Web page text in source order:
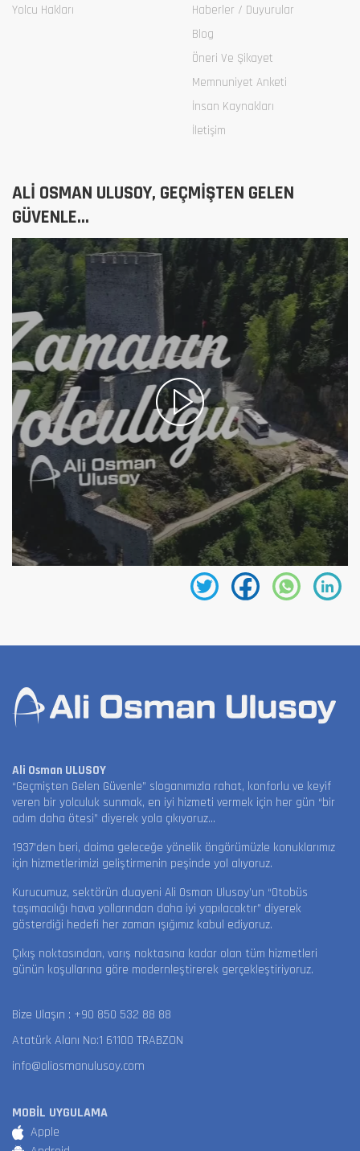
Ali Osman ULUSOY
“Geçmişten Gelen Güvenle” sloganımızla rahat, konforlu ve keyif
veren bir yolculuk sunmak, en iyi hizmeti vermek için her gün “bir
adım daha ötesi” diyerek yola çıkıyoruz…
1937’den beri, daima geleceğe yönelik öngörümüzle konuklarımız
için hizmetlerimizi geliştirmenin peşinde yol alıyoruz.
Kurucumuz, sektörün duayeni Ali Osman Ulusoy’un “Otobüs
taşımacılığı hava yollarından daha iyi yapılacaktır” diyerek
gösterdiği hedefi her zaman ışığımız kabul ediyoruz.
Çıkış noktasından, varış noktasına kadar olan tüm hizmetleri
günün koşullarına göre modernleştirerek gerçekleştiriyoruz.
Bize Ulaşın : +90 850 532 88 88
Atatürk Alanı No:1 61100 TRABZON
info@aliosmanulusoy.com
MOBİL UYGULAMA
Apple
Yolcu Hakları
Haberler / Duyurular
Blog
Öneri Ve Şikayet
Memnuniyet Anketi
İnsan Kaynakları
İletişim
ALİ OSMAN ULUSOY, GEÇMİŞTEN GELEN
GÜVENLE...